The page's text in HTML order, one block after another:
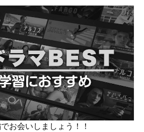
お会いしましょう！！